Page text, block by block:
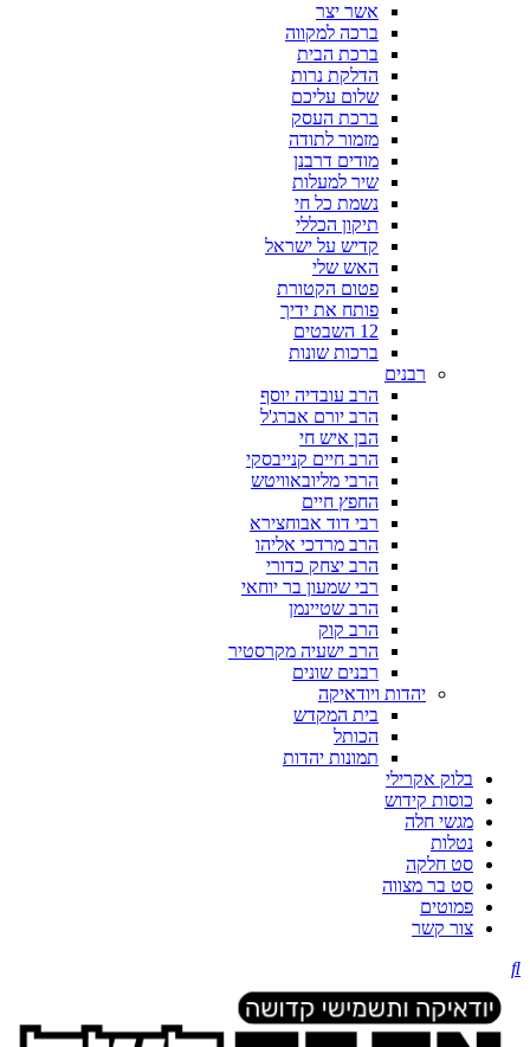
אשר יצר
ברכה למקווה
ברכת הבית
הדלקת נרות
שלום עליכם
ברכת העסק
מזמור לתודה
מודים דרבנן
שיר למעלות
נשמת כל חי
תיקון הכללי
קדיש על ישראל
האש שלי
פטום הקטורת
פותח את ידיך
12 השבטים
ברכות שונות
רבנים
הרב עובדיה יוסף
הרב יורם אברג'ל
הבן איש חי
הרב חיים קנייבסקי
הרבי מליובאוויטש
החפץ חיים
רבי דוד אבוחצירא
הרב מרדכי אליהו
הרב יצחק כדורי
רבי שמעון בר יוחאי
הרב שטיינמן
הרב קוק
הרב ישעיה מקרסטיר
רבנים שונים
יהדות ויודאיקה
בית המקדש
הכותל
תמונות יהדות
בלוק אקרילי
כוסות קידוש
מגשי חלה
נטלות
סט חלקה
סט בר מצווה
פמוטים
צור קשר